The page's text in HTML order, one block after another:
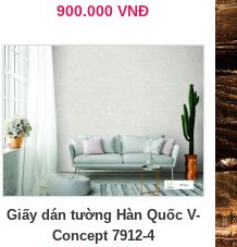
900.000 VNĐ
Giấy dán tường Hàn Quốc V-
Concept 7912-4